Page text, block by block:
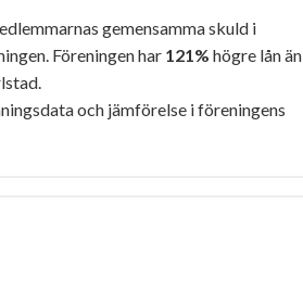
gemensamma skuld i
Föreningen har 121% högre lån än
och jämförelse i föreningens